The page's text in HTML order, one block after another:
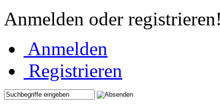
Anmelden oder
Anmelden
Registrieren